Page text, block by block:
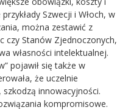
Szwecji i Włoch, w
można zestawić z
czy Stanów Zjednoczonych,
własności intelektualnej.
pojawił się także w
że uczelnie
innowacyjności.
kompromisowe.